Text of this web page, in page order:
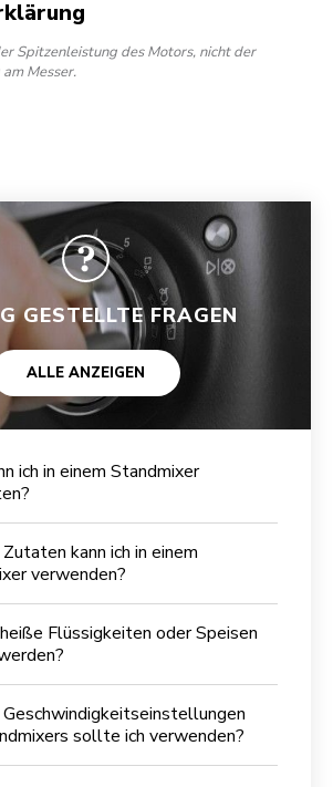
Spitzenleistung des Motors, nicht der
Messer.
GESTELLTE FRAGEN
ALLE ANZEIGEN
ich in einem Standmixer
kann ich in einem
verwenden?
Flüssigkeiten oder Speisen
sollte ich verwenden?